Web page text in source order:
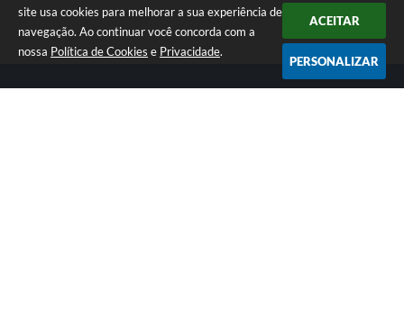
site usa cookies para melhorar a sua experiência de
navegação. Ao continuar você concorda com a
nossa Política de Cookies e Privacidade.
ACEITAR
PERSONALIZAR